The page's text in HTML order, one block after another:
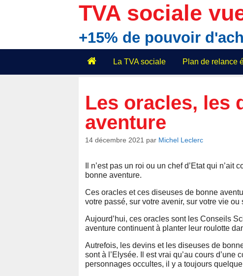
TVA sociale
+15% de pouvoir
La TVA sociale Plan de relance
Les oracles, les
aventure
14 décembre 2021 par Michel Leclerc
Il n’est pas un roi ou un chef d’Etat qui
bonne aventure.
Ces oracles et ces diseuses de bonne
votre passé, sur votre avenir, sur votre vie
Aujourd’hui, ces oracles sont les Conseils
aventure continuent à planter leur roulotte
Autrefois, les devins et les diseuses de
sont à l’Elysée. Il est vrai qu’au cours d’une
personnages occultes, il y a toujours